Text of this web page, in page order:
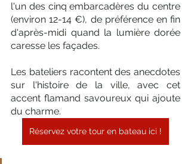
l'un des cinq embarcadères du centre
(environ 12-14 €), de préférence en fin
d'après-midi quand la lumière dorée
caresse les façades.
Les bateliers racontent des anecdotes
sur l'histoire de la ville, avec cet
accent flamand savoureux qui ajoute
du charme.
Réservez votre tour en bateau ici !